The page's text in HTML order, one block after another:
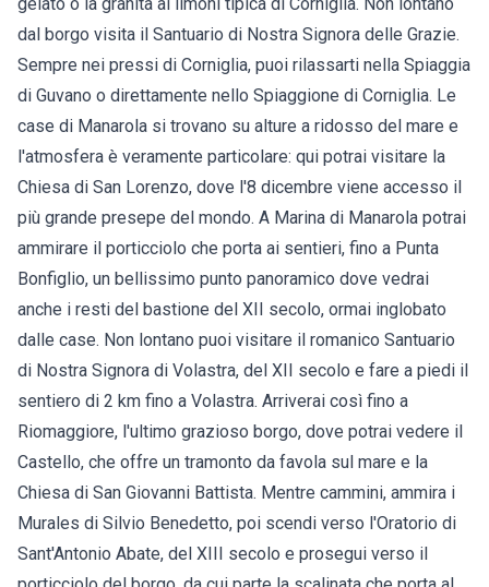
dal borgo visita il Santuario di Nostra Signora delle Grazie.
Sempre nei pressi di Corniglia, puoi rilassarti nella Spiaggia
di Guvano o direttamente nello Spiaggione di Corniglia. Le
case di Manarola si trovano su alture a ridosso del mare e
l'atmosfera è veramente particolare: qui potrai visitare la
Chiesa di San Lorenzo, dove l'8 dicembre viene accesso il
più grande presepe del mondo. A Marina di Manarola potrai
ammirare il porticciolo che porta ai sentieri, fino a Punta
Bonfiglio, un bellissimo punto panoramico dove vedrai
anche i resti del bastione del XII secolo, ormai inglobato
dalle case. Non lontano puoi visitare il romanico Santuario
di Nostra Signora di Volastra, del XII secolo e fare a piedi il
sentiero di 2 km fino a Volastra. Arriverai così fino a
Riomaggiore, l'ultimo grazioso borgo, dove potrai vedere il
Castello, che offre un tramonto da favola sul mare e la
Chiesa di San Giovanni Battista. Mentre cammini, ammira i
Murales di Silvio Benedetto, poi scendi verso l'Oratorio di
Sant'Antonio Abate, del XIII secolo e prosegui verso il